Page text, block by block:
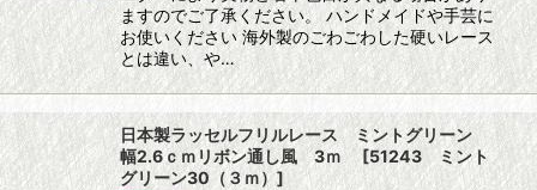
ますのでご了承ください。 ハンドメイドや手芸に
お使いください 海外製のごわごわした硬いレース
とは違い、や…
日本製ラッセルフリルレース ミントグリーン
幅2.6ｃｍリボン通し風 3ｍ [51243 ミント
グリーン30（３ｍ）]